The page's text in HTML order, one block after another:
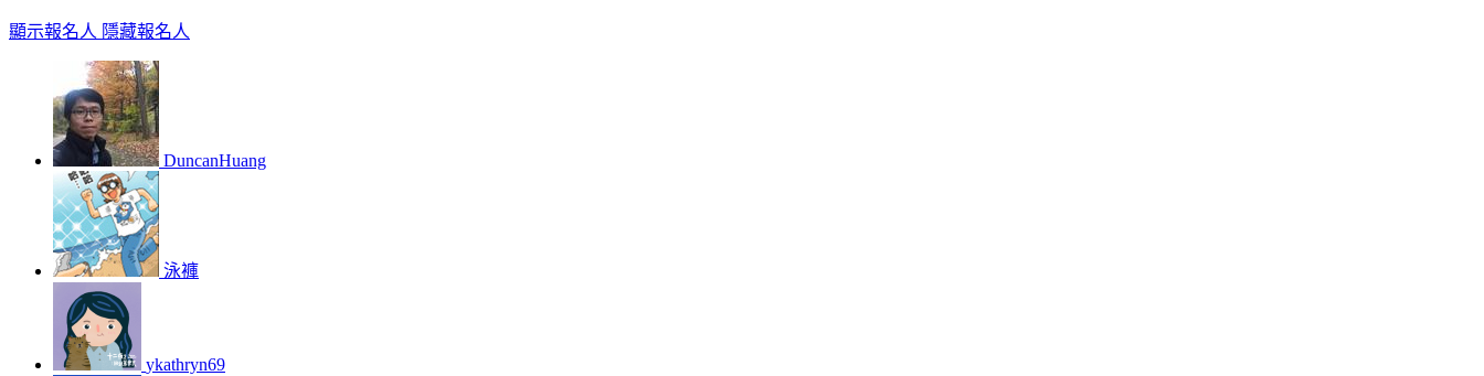
顯示報名人 隱藏報名人
DuncanHuang
泳褲
ykathryn69